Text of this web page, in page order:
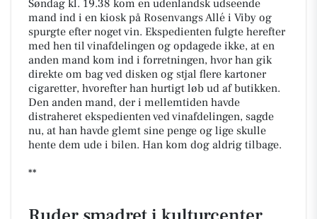
Søndag kl. 19.38 kom en udenlandsk udseende
mand ind i en kiosk på Rosenvangs Allé i Viby og
spurgte efter noget vin. Ekspedienten fulgte herefter
med hen til vinafdelingen og opdagede ikke, at en
anden mand kom ind i forretningen, hvor han gik
direkte om bag ved disken og stjal flere kartoner
cigaretter, hvorefter han hurtigt løb ud af butikken.
Den anden mand, der i mellemtiden havde
distraheret ekspedienten ved vinafdelingen, sagde
nu, at han havde glemt sine penge og lige skulle
hente dem ude i bilen. Han kom dog aldrig tilbage.
**